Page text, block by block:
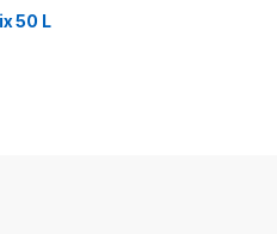
50 L